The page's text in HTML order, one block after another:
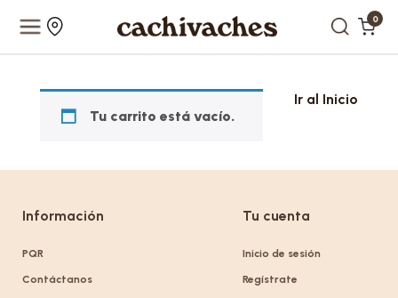
0
Tu carrito está vacío.
Ir al Inicio
Información
PQR
Contáctanos
Tu cuenta
Inicio de sesión
Regístrate